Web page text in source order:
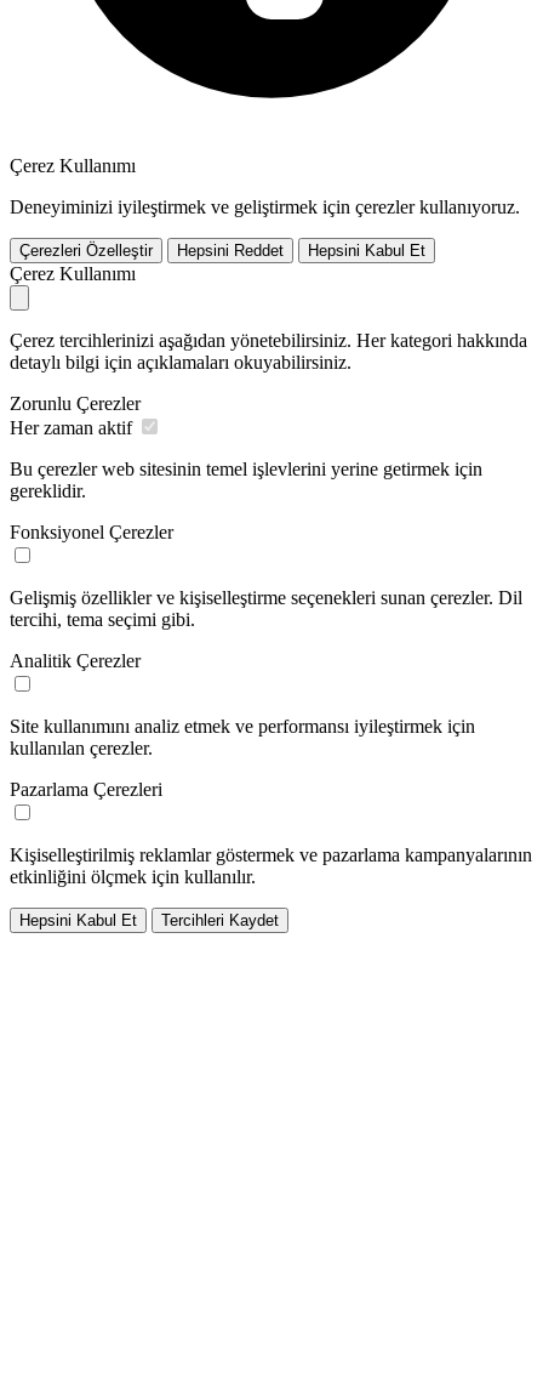
Çerez Kullanımı
Deneyiminizi iyileştirmek ve geliştirmek için çerezler kullanıyoruz.
Çerezleri Özelleştir Hepsini Reddet Hepsini Kabul Et
Çerez Kullanımı
Çerez tercihlerinizi aşağıdan yönetebilirsiniz. Her kategori hakkında
detaylı bilgi için açıklamaları okuyabilirsiniz.
Zorunlu Çerezler
Her zaman aktif
Bu çerezler web sitesinin temel işlevlerini yerine getirmek için
gereklidir.
Fonksiyonel Çerezler
Gelişmiş özellikler ve kişiselleştirme seçenekleri sunan çerezler. Dil
tercihi, tema seçimi gibi.
Analitik Çerezler
Site kullanımını analiz etmek ve performansı iyileştirmek için
kullanılan çerezler.
Pazarlama Çerezleri
Kişiselleştirilmiş reklamlar göstermek ve pazarlama kampanyalarının
etkinliğini ölçmek için kullanılır.
Hepsini Kabul Et Tercihleri Kaydet